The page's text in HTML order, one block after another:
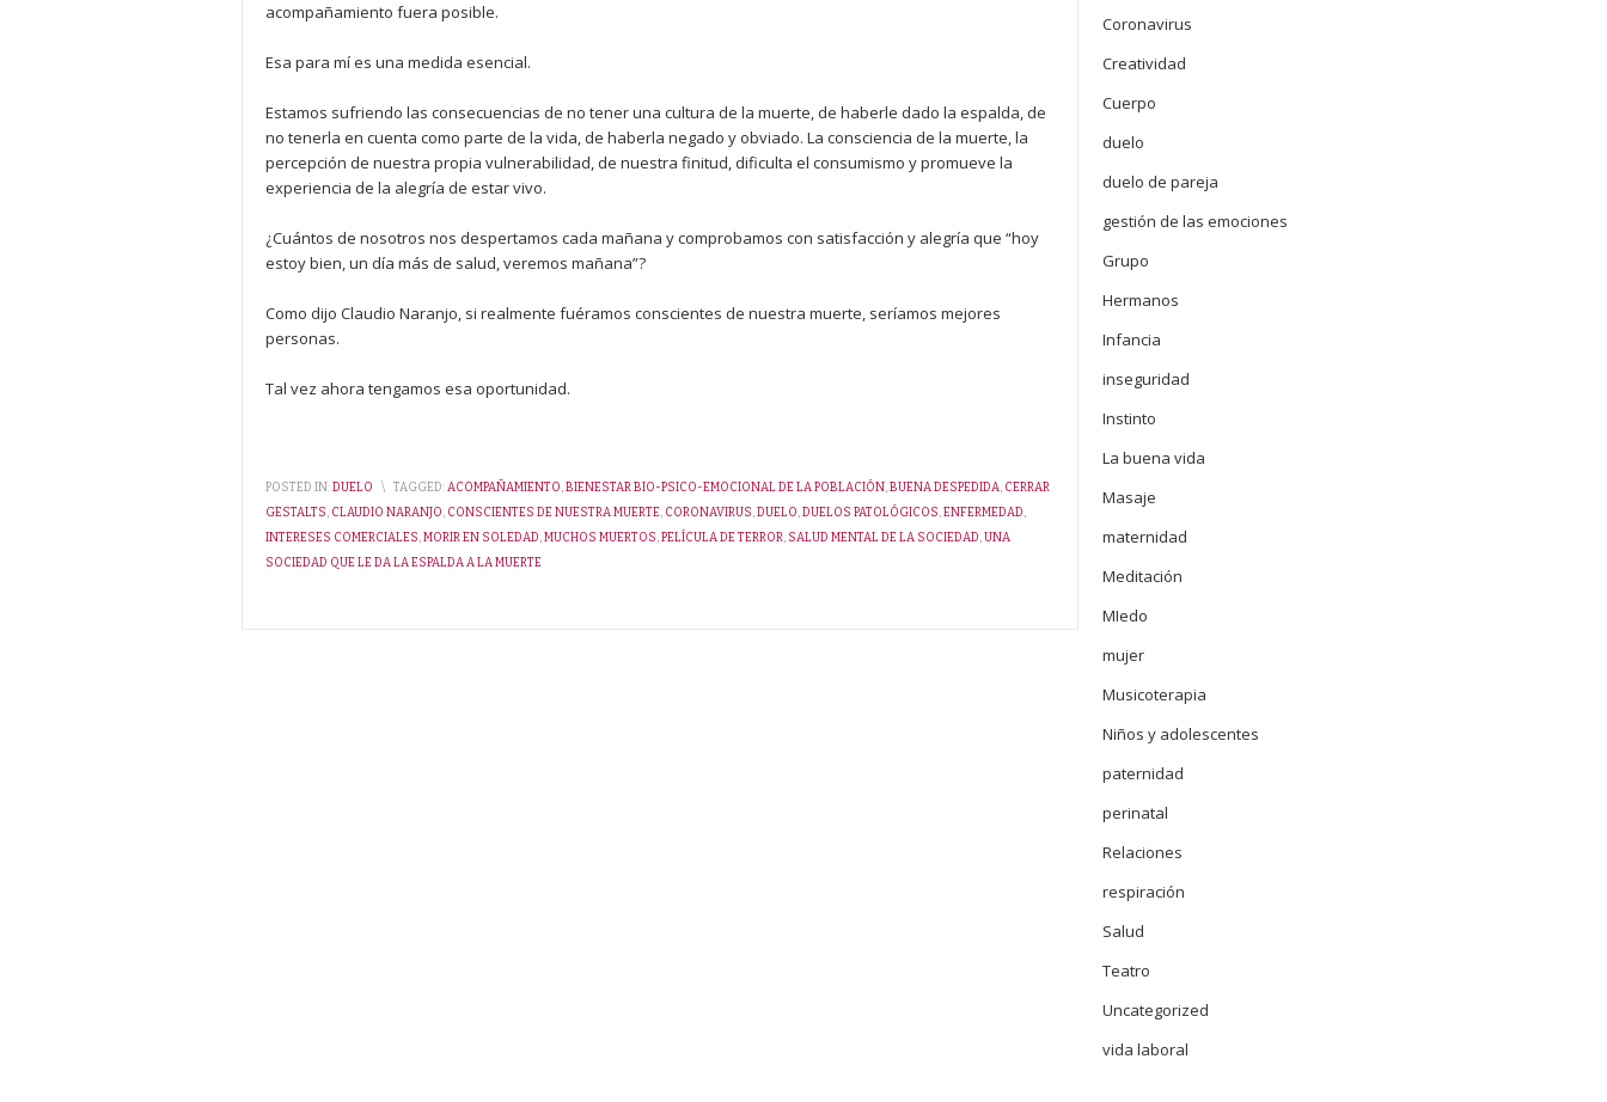
acompañamiento fuera posible.
Esa para mí es una medida esencial.
Estamos sufriendo las consecuencias de no tener una cultura de la muerte, de haberle dado la espalda, de
no tenerla en cuenta como parte de la vida, de haberla negado y obviado. La consciencia de la muerte, la
percepción de nuestra propia vulnerabilidad, de nuestra finitud, dificulta el consumismo y promueve la
experiencia de la alegría de estar vivo.
¿Cuántos de nosotros nos despertamos cada mañana y comprobamos con satisfacción y alegría que “hoy
estoy bien, un día más de salud, veremos mañana”?
Como dijo Claudio Naranjo, si realmente fuéramos conscientes de nuestra muerte, seríamos mejores
personas.
Tal vez ahora tengamos esa oportunidad.
POSTED IN:DUELO \ TAGGED:ACOMPAÑAMIENTO,BIENESTAR BIO-PSICO-EMOCIONAL DE LA POBLACIÓN,BUENA DESPEDIDA, CERRAR
GESTALTS, CLAUDIO NARANJO, CONSCIENTES DE NUESTRA MUERTE, CORONAVIRUS,DUELO,DUELOS PATOLÓGICOS,ENFERMEDAD,
INTERESES COMERCIALES,MORIR EN SOLEDAD,MUCHOS MUERTOS,PELÍCULA DE TERROR, SALUD MENTAL DE LA SOCIEDAD,UNA
SOCIEDAD QUE LE DA LA ESPALDA A LA MUERTE
Coronavirus
Creatividad
Cuerpo
duelo
duelo de pareja
gestión de las emociones
Grupo
Hermanos
Infancia
inseguridad
Instinto
La buena vida
Masaje
maternidad
Meditación
MIedo
mujer
Musicoterapia
Niños y adolescentes
paternidad
perinatal
Relaciones
respiración
Salud
Teatro
Uncategorized
vida laboral